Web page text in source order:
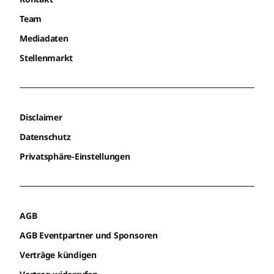
Team
Mediadaten
Stellenmarkt
Disclaimer
Datenschutz
Privatsphäre-Einstellungen
AGB
AGB Eventpartner und Sponsoren
Verträge kündigen